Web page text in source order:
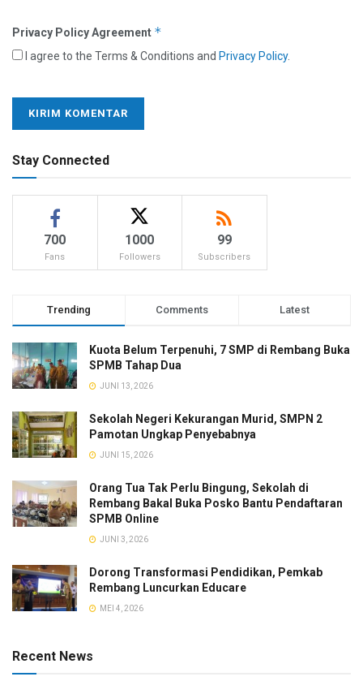
Privacy Policy Agreement *
I agree to the Terms & Conditions and Privacy Policy.
Stay Connected
700
Fans
1000
Followers
99
Subscribers
Trending Comments Latest
Kuota Belum Terpenuhi, 7 SMP di Rembang Buka
SPMB Tahap Dua
JUNI 13, 2026
Sekolah Negeri Kekurangan Murid, SMPN 2
Pamotan Ungkap Penyebabnya
JUNI 15, 2026
Orang Tua Tak Perlu Bingung, Sekolah di
Rembang Bakal Buka Posko Bantu Pendaftaran
SPMB Online
JUNI 3, 2026
Dorong Transformasi Pendidikan, Pemkab
Rembang Luncurkan Educare
MEI 4, 2026
Recent News